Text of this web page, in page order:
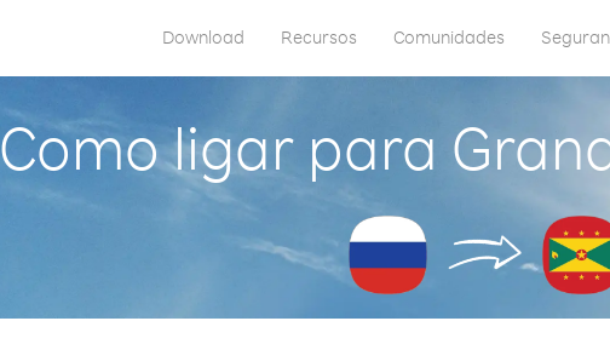
Download Recursos Comunidades
Como ligar para